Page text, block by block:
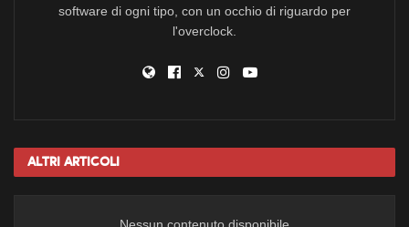
software di ogni tipo, con un occhio di riguardo per
l'overclock.
Altri Articoli